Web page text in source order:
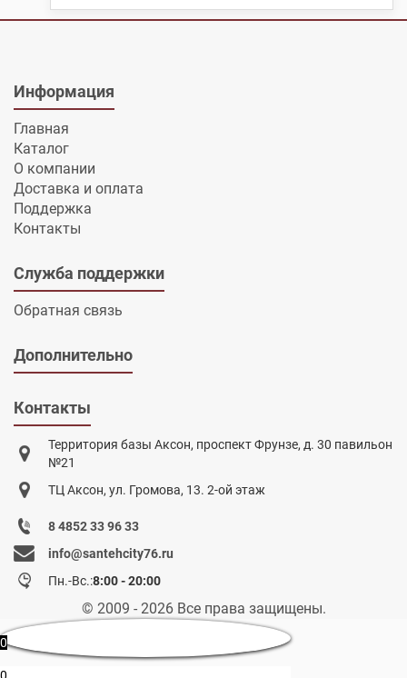
Информация
Главная
Каталог
О компании
Доставка и оплата
Поддержка
Контакты
Служба поддержки
Обратная связь
Дополнительно
Контакты
Территория базы Аксон, проспект Фрунзе, д. 30 павильон
№21
ТЦ Аксон, ул. Громова, 13. 2-ой этаж
8 4852 33 96 33
info@santehcity76.ru
Пн.-Вс.:8:00 - 20:00
© 2009 - 2026 Все права защищены.
0